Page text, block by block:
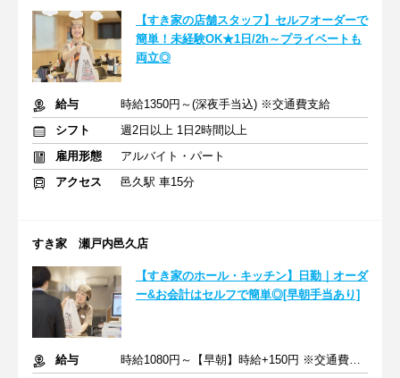
【すき家の店舗スタッフ】セルフオーダーで
簡単！未経験OK★1日/2h～プライベートも
両立◎
給与
時給1350円～(深夜手当込) ※交通費支給
シフト
週2日以上 1日2時間以上
雇用形態
アルバイト・パート
アクセス
邑久駅 車15分
すき家 瀬戸内邑久店
【すき家のホール・キッチン】日勤｜オーダ
ー&お会計はセルフで簡単◎[早朝手当あり]
給与
時給1080円～【早朝】時給+150円 ※交通費支給